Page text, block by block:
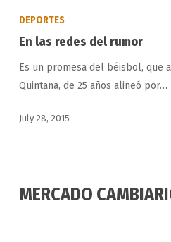
del
rumor
DEPORTES
En las redes del rumor
Es un promesa del béisbol, que
Quintana, de 25 años alineó por…
July 28, 2015
MERCADO